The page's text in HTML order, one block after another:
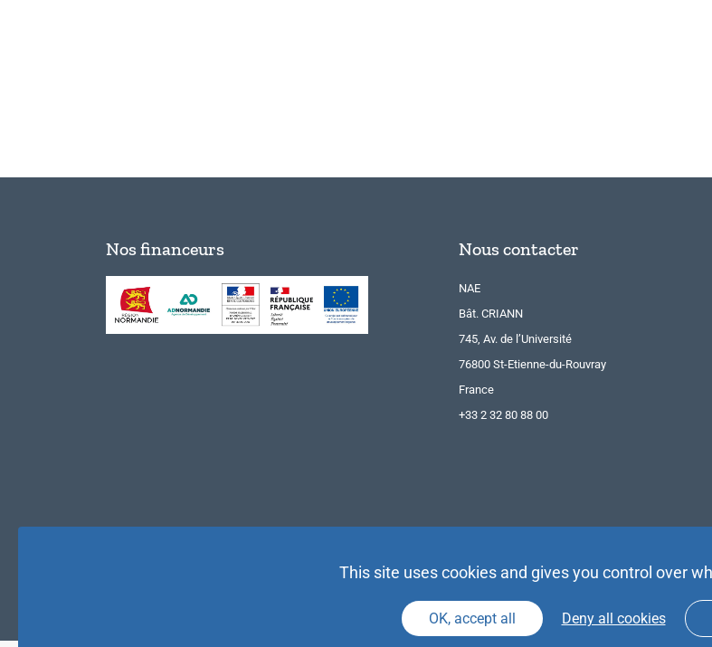
Nos financeurs Nous contacter
NAE
Bât. CRIANN
745, Av. de l’Université
76800 St-Etienne-du-Rouvray
France
+33 2 32 80 88 00
This site uses cookies and gives you control over
OK, accept all Deny all cookies